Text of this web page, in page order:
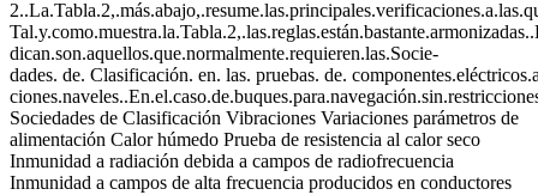
dican.son.aquellos.que.normalmente.requieren.las.Socie-
dades. de. Clasificación. en. las. pruebas. de.
Sociedades de Clasificación Vibraciones Variaciones parámetros de
alimentación Calor húmedo Prueba de resistencia al calor seco
Inmunidad a radiación debida a campos de radiofrecuencia
Inmunidad a campos de alta frecuencia producidos en conductores